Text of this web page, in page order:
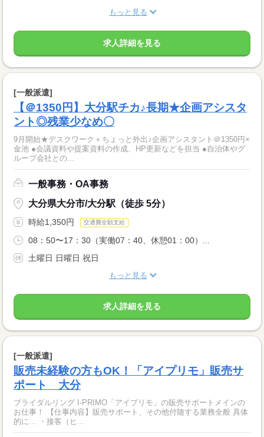
もっと見る
求人詳細を見る
[一般派遣]
【＠1350円】大分駅チカ♪長期★企画アシスタ
ント◎残業少なめ〇
9月開始★デスクワーク＋ちょっと外出♪企画アシスタント＠1350円×
金池 ●会議資料や提案資料の作成、HP更新などを担当 ●自治体やグ
ループ会社との...
一般事務・OA事務
大分県大分市/大分駅（徒歩 5分）
時給1,350円 交通費全額支給
08：50〜17：30（実働07：40、休憩01：00）...
土曜日 日曜日 祝日
もっと見る
求人詳細を見る
[一般派遣]
販売未経験の方もOK！「アイプリモ」販売サ
ポート 大分
ブライダルリング I-PRIMO「アイプリモ」の販売サポートメインの
お仕事！ 【仕事内容】販売サポート、その他付随する業務全般 具体
的に… ・接客（ヒ...